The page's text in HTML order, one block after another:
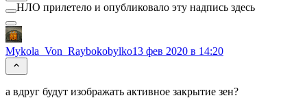
НЛО прилетело и опубликовало эту надпись здесь
Mykola_Von_Raybokobylko13 фев 2020 в 14:20
а вдруг будут изображать активное закрытие зен?